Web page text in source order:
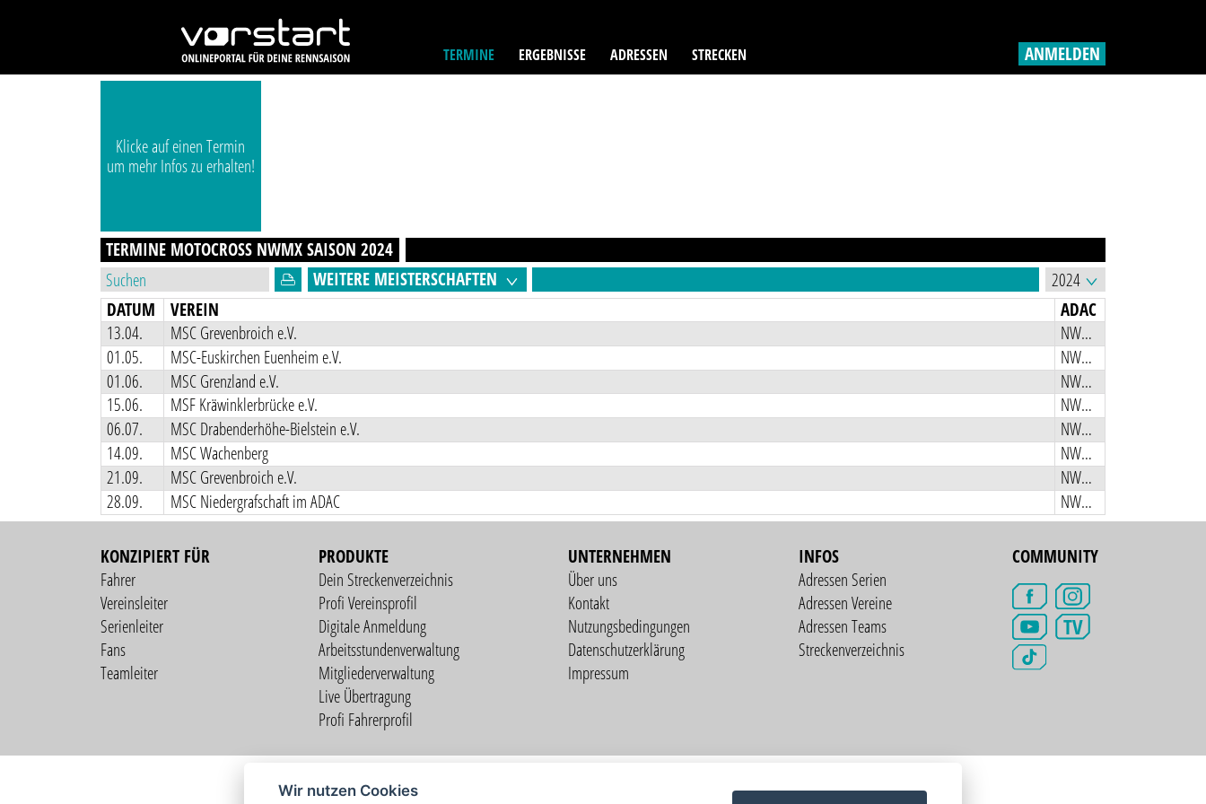
TERMINE ERGEBNISSE ADRESSEN STRECKEN ANMELDEN
Klicke auf einen Termin
um mehr Infos zu erhalten!
TERMINE MOTOCROSS NWMXSAISON2024
WEITERE MEISTERSCHAFTEN
DATUM
VEREIN
ADAC
13.04.
MSC Grevenbroich e.V.
NWMX
01.05.
MSC-Euskirchen Euenheim e.V.
NWMX
01.06.
MSC Grenzland e.V.
NWMX
15.06.
MSF Kräwinklerbrücke e.V.
NWMX
06.07.
MSC Drabenderhöhe-Bielstein e.V.
NWMX
14.09.
MSC Wachenberg
NWMX
21.09.
MSC Grevenbroich e.V.
NWMX
28.09.
MSC Niedergrafschaft im ADAC NWMX
KONZIPIERT FÜR
Fahrer
Vereinsleiter
Serienleiter
Fans
Teamleiter
PRODUKTE
Dein Streckenverzeichnis
Profi Vereinsprofil
Digitale Anmeldung
Arbeitsstundenverwaltung
Mitgliederverwaltung
Live Übertragung
Profi Fahrerprofil
UNTERNEHMEN
Über uns
Kontakt
Nutzungsbedingungen
Datenschutzerklärung
Impressum
INFOS
Adressen Serien
Adressen Vereine
Adressen Teams
Streckenverzeichnis
COMMUNITY
TV
Wir nutzen Cookies